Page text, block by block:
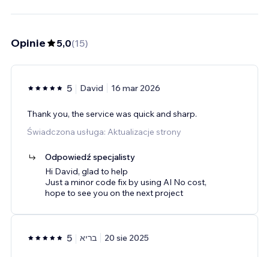
Opinie 5,0(15)
5 David 16 mar 2026
Thank you, the service was quick and sharp.
Świadczona usługa: Aktualizacje strony
Odpowiedź specjalisty
Hi David, glad to help
Just a minor code fix by using AI No cost,
hope to see you on the next project
5 בריא 20 sie 2025